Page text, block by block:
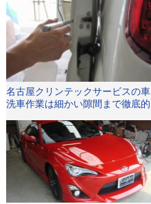
名古屋クリンテックサービスの車
洗車作業は細かい隙間まで徹底的